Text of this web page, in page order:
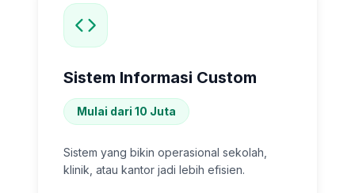
Sistem Informasi Custom
Mulai dari 10 Juta
Sistem yang bikin operasional sekolah,
klinik, atau kantor jadi lebih efisien.